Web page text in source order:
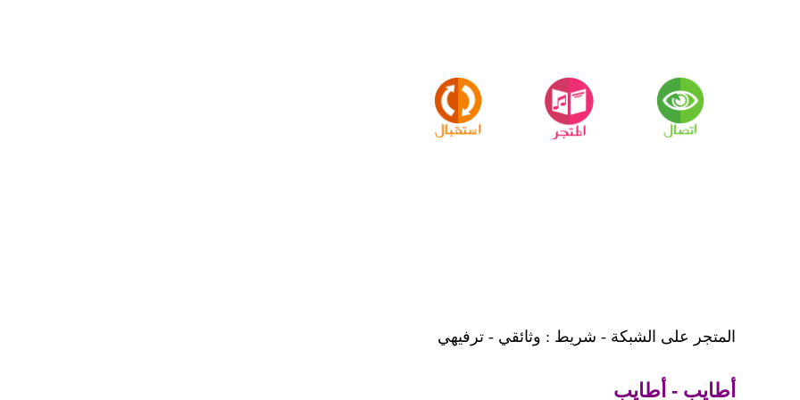
المتجر على الشبكة - شريط : وثائقي - ترفيهي
أطايب - أطايب